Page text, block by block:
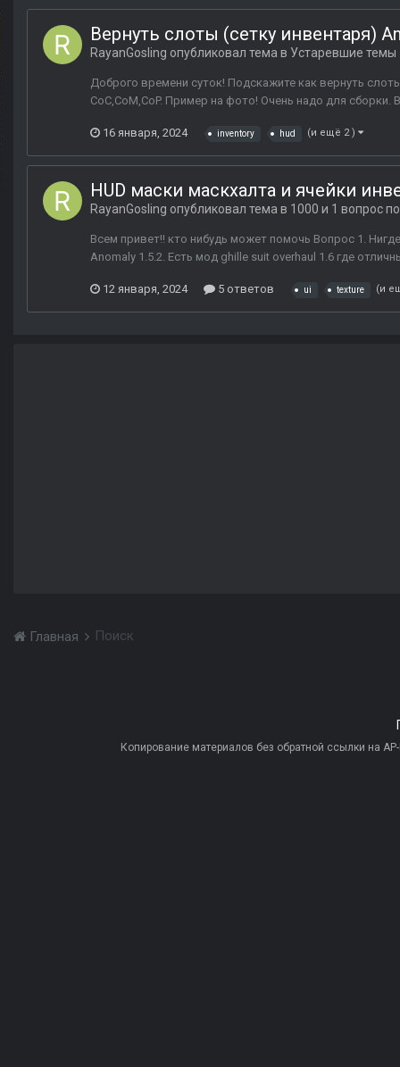
Вернуть слоты (сетку инвентаря)
RayanGosling опубликовал тема в Устаревшие темы
Доброго времени суток! Подскажите как вернуть
CoC,CoM,CoP. Пример на фото! Очень надо для
16 января, 2024 inventory hud (и ещё 2 )
HUD маски маскхалта и ячейки
RayanGosling опубликовал тема в 1000 и 1 вопрос
Всем привет!! кто нибудь может помочь Вопрос 1.
Anomaly 1.5.2. Есть мод ghille suit overhaul 1.6 где
12 января, 2024 5 ответов ui texture (и
Главная Поиск
Копирование материалов без обратной ссылки на